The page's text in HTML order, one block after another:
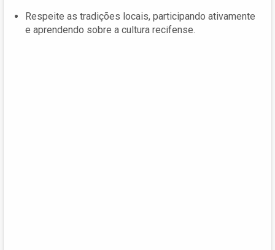
Respeite as tradições locais, participando ativamente
e aprendendo sobre a cultura recifense.